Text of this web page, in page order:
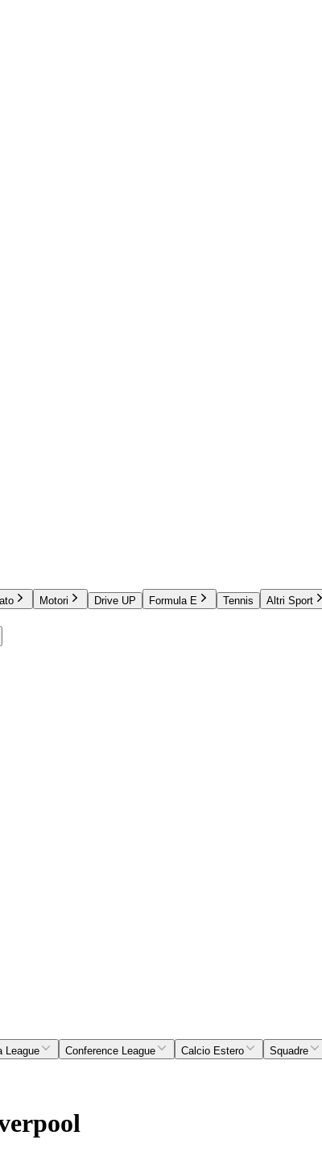
Motori Drive UP Formula E Tennis Altri Sport
League Conference League Calcio Estero Squadre